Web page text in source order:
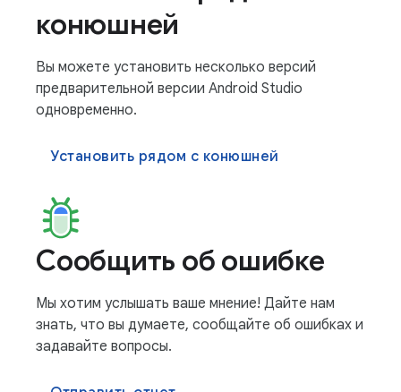
конюшней
Вы можете установить несколько версий
предварительной версии Android Studio
одновременно.
Установить рядом с конюшней
Сообщить об ошибке
Мы хотим услышать ваше мнение! Дайте нам
знать, что вы думаете, сообщайте об ошибках и
задавайте вопросы.